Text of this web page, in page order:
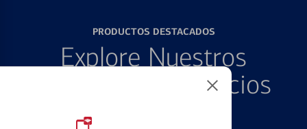
PRODUCTOS DESTACADOS
Explore Nuestros
Productos y Servicios
Destacados